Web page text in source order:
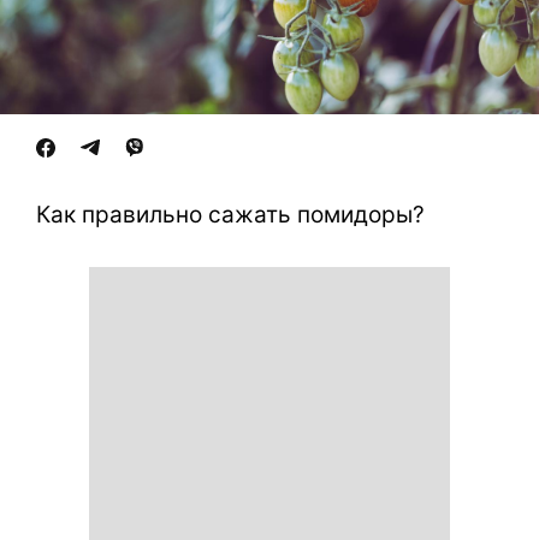
Как правильно сажать помидоры?